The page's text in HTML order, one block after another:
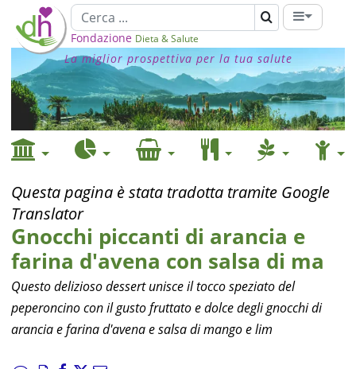
Fondazione Dieta & Salute
La miglior prospettiva per la tua salute
Questa pagina è stata tradotta tramite Google
Translator
Gnocchi piccanti di arancia e
farina d'avena con salsa di ma
Questo delizioso dessert unisce il tocco speziato del
peperoncino con il gusto fruttato e dolce degli gnocchi di
arancia e farina d'avena e salsa di mango e lim